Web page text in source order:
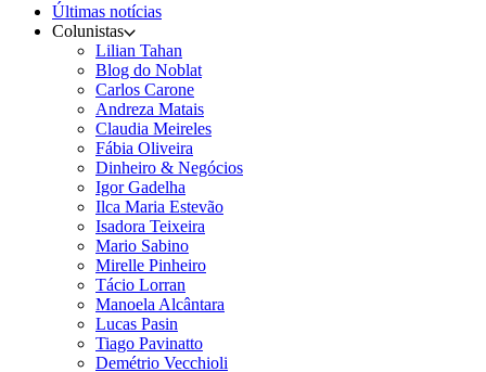
Últimas notícias
Colunistas
Lilian Tahan
Blog do Noblat
Carlos Carone
Andreza Matais
Claudia Meireles
Fábia Oliveira
Dinheiro & Negócios
Igor Gadelha
Ilca Maria Estevão
Isadora Teixeira
Mario Sabino
Mirelle Pinheiro
Tácio Lorran
Manoela Alcântara
Lucas Pasin
Tiago Pavinatto
Demétrio Vecchioli